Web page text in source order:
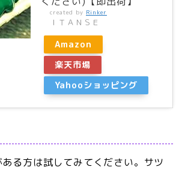
created by Rinker
ＩＴＡＮＳＥ
Amazon
楽天市場
Yahooショッピング
る方は試してみてください。サツ